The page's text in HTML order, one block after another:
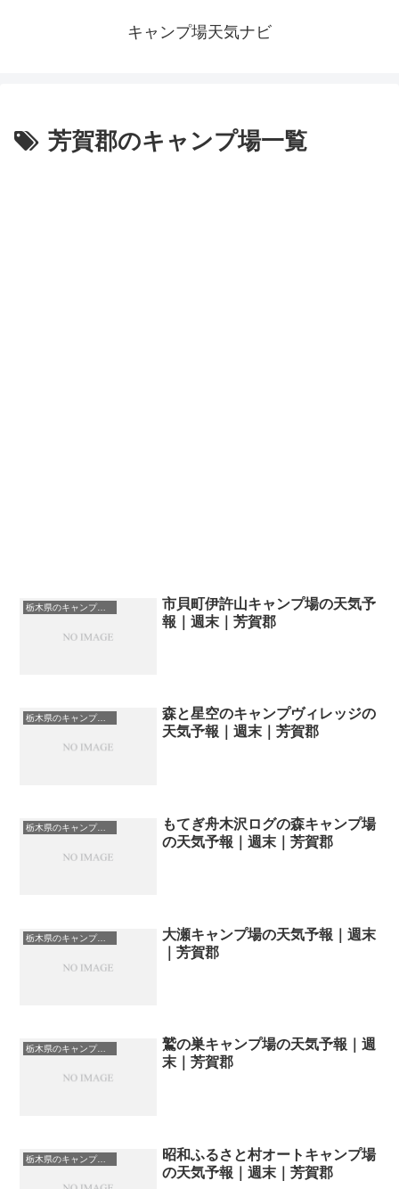
キャンプ場天気ナビ
芳賀郡のキャンプ場一覧
栃木県のキャンプ場一覧
市貝町伊許山キャンプ場の天気予
報｜週末｜芳賀郡
栃木県のキャンプ場一覧
森と星空のキャンプヴィレッジの
天気予報｜週末｜芳賀郡
栃木県のキャンプ場一覧
もてぎ舟木沢ログの森キャンプ場
の天気予報｜週末｜芳賀郡
栃木県のキャンプ場一覧
大瀬キャンプ場の天気予報｜週末
｜芳賀郡
栃木県のキャンプ場一覧
鷲の巣キャンプ場の天気予報｜週
末｜芳賀郡
栃木県のキャンプ場一覧
昭和ふるさと村オートキャンプ場
の天気予報｜週末｜芳賀郡